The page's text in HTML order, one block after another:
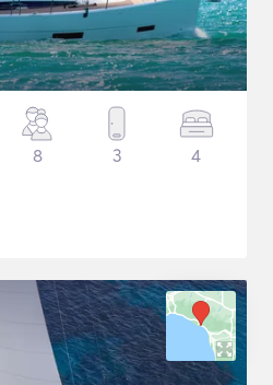
8 3 4